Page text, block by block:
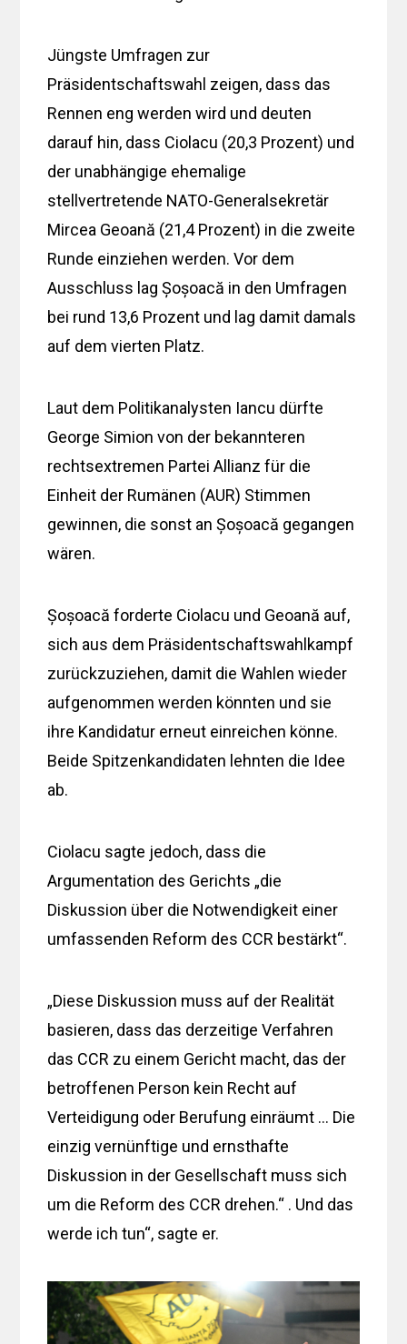
Jüngste Umfragen zur
Präsidentschaftswahl zeigen, dass das
Rennen eng werden wird und deuten
darauf hin, dass Ciolacu (20,3 Prozent) und
der unabhängige ehemalige
stellvertretende NATO-Generalsekretär
Mircea Geoană (21,4 Prozent) in die zweite
Runde einziehen werden. Vor dem
Ausschluss lag Șoșoacă in den Umfragen
bei rund 13,6 Prozent und lag damit damals
auf dem vierten Platz.
Laut dem Politikanalysten Iancu dürfte
George Simion von der bekannteren
rechtsextremen Partei Allianz für die
Einheit der Rumänen (AUR) Stimmen
gewinnen, die sonst an Șoșoacă gegangen
wären.
Șoșoacă forderte Ciolacu und Geoană auf,
sich aus dem Präsidentschaftswahlkampf
zurückzuziehen, damit die Wahlen wieder
aufgenommen werden könnten und sie
ihre Kandidatur erneut einreichen könne.
Beide Spitzenkandidaten lehnten die Idee
ab.
Ciolacu sagte jedoch, dass die
Argumentation des Gerichts „die
Diskussion über die Notwendigkeit einer
umfassenden Reform des CCR bestärkt“.
„Diese Diskussion muss auf der Realität
basieren, dass das derzeitige Verfahren
das CCR zu einem Gericht macht, das der
betroffenen Person kein Recht auf
Verteidigung oder Berufung einräumt … Die
einzig vernünftige und ernsthafte
Diskussion in der Gesellschaft muss sich
um die Reform des CCR drehen.“ . Und das
werde ich tun“, sagte er.